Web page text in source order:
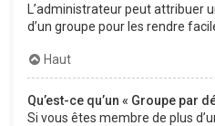
L’administrateur peut attribuer
d’un groupe pour les rendre
Haut
Qu’est-ce qu’un « Groupe par
Si vous êtes membre de plus